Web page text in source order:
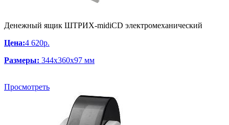
Денежный ящик ШТРИХ-midiCD электромеханический
Цена:4 620р.
Размеры: 344х360х97 мм
Просмотреть